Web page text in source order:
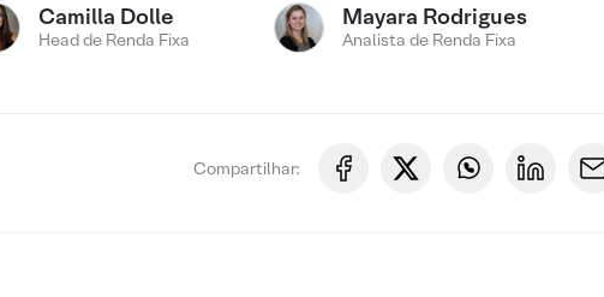
Camilla Dolle
Head de Renda Fixa
Mayara Rodrigues
Analista de Renda Fixa
Compartilhar: